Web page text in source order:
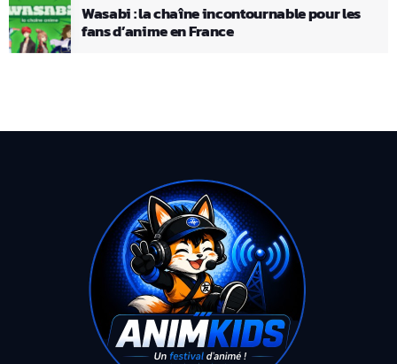
Wasabi : la chaîne incontournable pour les
fans d’anime en France